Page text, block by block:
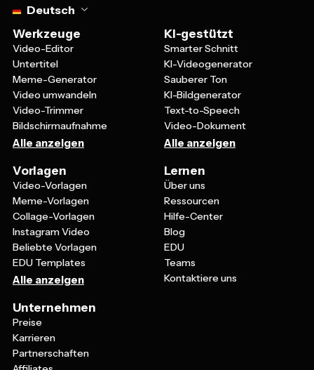
Deutsch
Werkzeuge
Video-Editor
Untertitel
Meme-Generator
Video umwandeln
Video-Trimmer
Bildschirmaufnahme
Alle anzeigen
KI-gestützt
Smarter Schnitt
KI-Videogenerator
Sauberer Ton
KI-Bildgenerator
Text-to-Speech
Video-Dokument
Alle anzeigen
Vorlagen
Video-Vorlagen
Meme-Vorlagen
Collage-Vorlagen
Instagram Video
Beliebte Vorlagen
EDU Templates
Alle anzeigen
Lernen
Über uns
Ressourcen
Hilfe-Center
Blog
EDU
Teams
Kontaktiere uns
Unternehmen
Preise
Karrieren
Partnerschaften